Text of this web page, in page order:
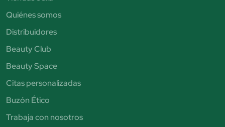
Quiénes somos
Distribuidores
Beauty Club
Beauty Space
Citas personalizadas
Buzón Ético
Trabaja con nosotros